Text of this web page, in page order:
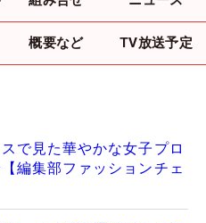
概要など TV放送予定
で見た華やかな女子プロ
編集部ファッションチェ